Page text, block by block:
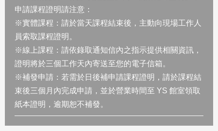
申請課程證明請注意：
※實體課程：請於當天課程結束後，主動向現場工作人
員索取課程證明。
※線上課程：請依錄取通知信內之指示提供相關資訊，
證明將於三個工作天內寄送至您的電子信箱。
※補發申請：若需於日後補申請課程證明，請於課程結
束後三個月內完成申請，並於營業時間至 YS 館室領取
紙本證明，逾期恕不補發。